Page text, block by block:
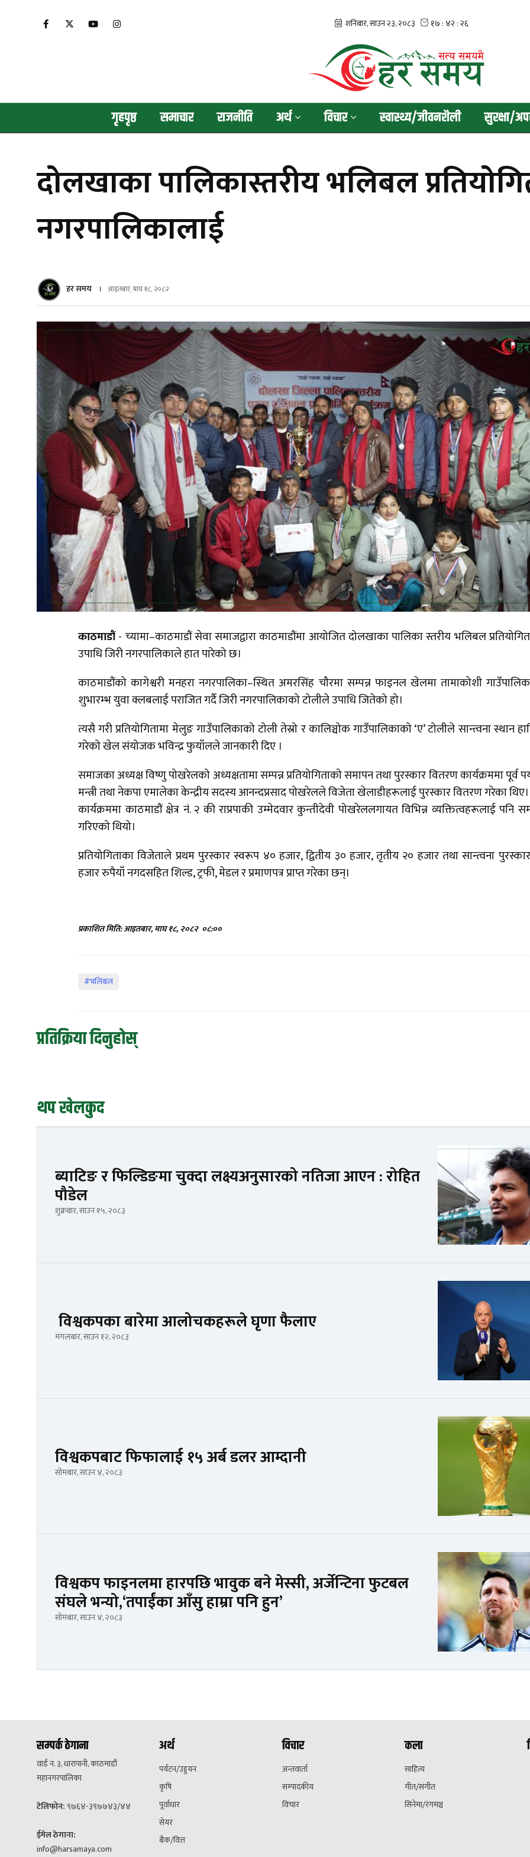
गृहपृष्ठ समाचार राजनीति अर्थ विचार स्वास्थ्य/जीवनशैली सुरक्षा/
दोलखाका पालिकास्तरीय भलिबल
नगरपालिकालाई
हर समय आइतबार, माघ १८, २०८२
काठमाडौं- च्यामा–काठमाडौं सेवा समाजद्वारा काठमाडौंमा आयोजित दोलखाका पालिका स्तरीय भलिबल
उपाधि जिरी नगरपालिकाले हात पारेको छ।
काठमाडौंको कागेश्वरी मनहरा नगरपालिका–स्थित अमरसिंह चौरमा सम्पन्न फाइनल खेलमा तामाकोशी
शुभारम्भ युवा क्लबलाई पराजित गर्दै जिरी नगरपालिकाको टोलीले उपाधि जितेको हो।
त्यसै गरी प्रतियोगितामा मेलुङ गाउँपालिकाको टोली तेस्रो र कालिञ्चोक गाउँपालिकाको ‘ए’ टोलीले सान्त्वना स्थान
गरेको खेल संयोजक भविन्द्र फुयाँलले जानकारी दिए ।
समाजका अध्यक्ष विष्णु पोखरेलको अध्यक्षतामा सम्पन्न प्रतियोगिताको समापन तथा पुरस्कार वितरण कार्यक्रममा पूर्व
मन्त्री तथा नेकपा एमालेका केन्द्रीय सदस्य आनन्दप्रसाद पोखरेलले विजेता खेलाडीहरूलाई पुरस्कार वितरण गरेका थिए।
कार्यक्रममा काठमाडौं क्षेत्र नं. २ की राप्रपाकी उम्मेदवार कुन्तीदेवी पोखरेललगायत विभिन्न व्यक्तित्वहरूलाई पनि
गरिएको थियो।
प्रतियोगिताका विजेताले प्रथम पुरस्कार स्वरूप ४० हजार, द्वितीय ३० हजार, तृतीय २० हजार तथा सान्त्वना
हजार रुपैयाँ नगदसहित शिल्ड, ट्रफी, मेडल र प्रमाणपत्र प्राप्त गरेका छन्।
प्रकाशित मिति: आइतबार, माघ १८, २०८२ ०८:००
#भलिबल
प्रतिक्रिया दिनुहोस्
थप खेलकुद
ब्याटिङ र फिल्डिङमा चुक्दा लक्ष्यअनुसारको नतिजा आएन : रोहित
पौडेल
शुक्रबार, साउन १५, २०८३
विश्वकपका बारेमा आलोचकहरूले घृणा फैलाए
मंगलबार, साउन १२, २०८३
विश्वकपबाट फिफालाई १५ अर्ब डलर आम्दानी
सोमबार, साउन ४, २०८३
विश्वकप फाइनलमा हारपछि भावुक बने मेस्सी, अर्जेन्टिना फुटबल
संघले भन्यो,‘तपाईंका आँसु हाम्रा पनि हुन’
सोमबार, साउन ४, २०८३
सम्पर्क ठेगाना
वार्ड नं. ३, धारापानी, काठमाडौं
महानगरपालिका
टेलिफोन: ९७६४-३९७७४३/४४
ईमेल ठेगाना:
info@harsamaya.com
अर्थ
पर्यटन/उड्डयन
कृषि
पूर्वाधार
सेयर
बैक/वित्त
विचार
अन्तवार्ता
सम्पादकीय
विचार
कला
साहित्य
गीत/संगीत
सिनेमा/रंगमञ्च